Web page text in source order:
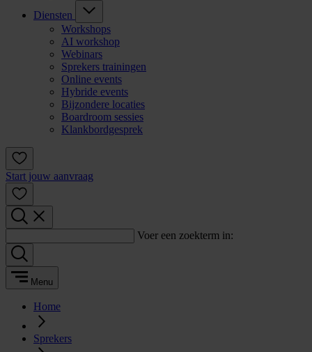
Diensten
Workshops
AI workshop
Webinars
Sprekers trainingen
Online events
Hybride events
Bijzondere locaties
Boardroom sessies
Klankbordgesprek
Start jouw aanvraag
Voer een zoekterm in:
Menu
Home
Sprekers